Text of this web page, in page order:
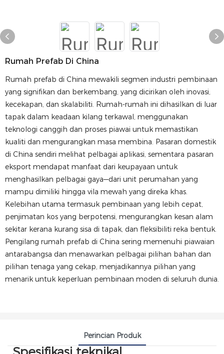
Rumah Prefab Di China
Rumah prefab di China mewakili segmen industri pembinaan
yang signifikan dan berkembang, yang dicirikan oleh inovasi,
kecekapan, dan skalabiliti. Rumah-rumah ini dihasilkan di luar
tapak dalam keadaan kilang terkawal, menggunakan
teknologi canggih dan proses piawai untuk memastikan
kualiti dan mengurangkan masa membina. Pasaran domestik
di China sendiri melihat pelbagai aplikasi, sementara pasaran
eksport mendapat manfaat dari keupayaan untuk
menghasilkan pelbagai gaya—dari unit perumahan yang
mampu dimiliki hingga vila mewah yang direka khas.
Kelebihan utama termasuk pembinaan yang lebih cepat,
penjimatan kos yang berpotensi, mengurangkan kesan alam
sekitar kerana kurang sisa di tapak, dan fleksibiliti reka bentuk.
Pengilang rumah prefab di China sering memenuhi piawaian
antarabangsa dan menawarkan pelbagai pilihan bahan dan
pilihan tenaga yang cekap, menjadikannya pilihan yang
menarik untuk keperluan pembinaan moden di seluruh dunia.
Perincian Produk